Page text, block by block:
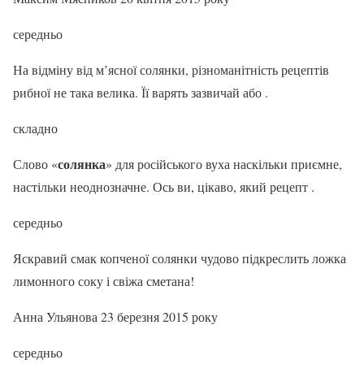
середньо
На відміну від м’ясної солянки, різноманітність рецептів
рибної не така велика. Її варять зазвичай або .
складно
Слово «солянка» для російського вуха наскільки приємне,
настільки неоднозначне. Ось ви, цікаво, який рецепт .
середньо
Яскравий смак копченої солянки чудово підкреслить ложка
лимонного соку і свіжа сметана!
Анна Ульянова 23 березня 2015 року
середньо